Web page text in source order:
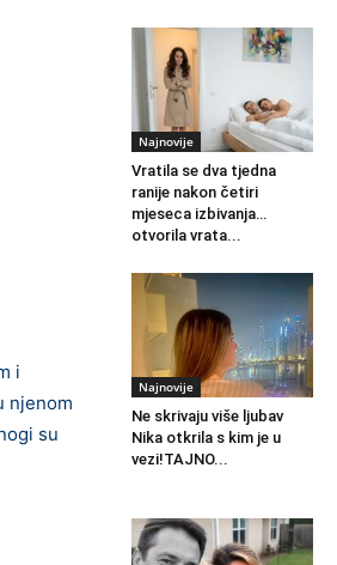
i
njenom
su
Najnovije
Vratila se dva tjedna
ranije nakon četiri
mjeseca izbivanja…
otvorila vrata...
Najnovije
Ne skrivaju više ljubav
Nika otkrila s kim je u
vezi!TAJNO...